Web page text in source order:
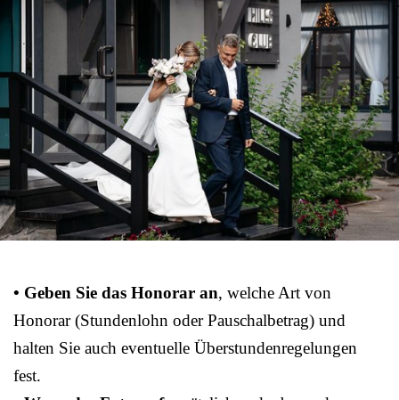
• Geben Sie das Honorar an, welche Art von
Honorar (Stundenlohn oder Pauschalbetrag) und
halten Sie auch eventuelle Überstundenregelungen
fest.